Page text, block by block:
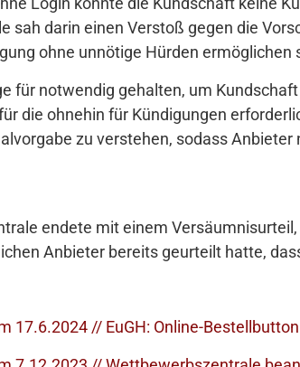
sah darin einen Verstoß gegen die
ohne unnötige Hürden ermöglichen
für notwendig gehalten, um
die ohnehin für Kündigungen
zu verstehen, sodass
endete mit einem
Anbieter bereits geurteilt hatte,
17.6.2024 // EuGH: Online-